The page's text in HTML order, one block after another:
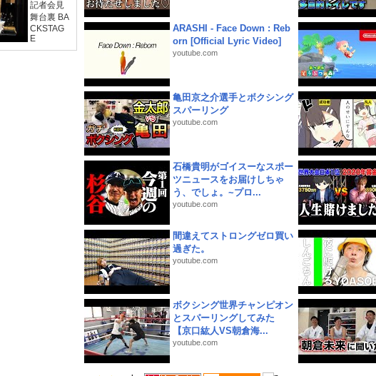
記者会見
舞台裏 BA
CKSTAG
E
ARASHI - Face Down : Reb
orn [Official Lyric Video]
youtube.com
亀田京之介選手とボクシング
スパーリング
youtube.com
石橋貴明がゴイスーなスポー
ツニュースをお届けしちゃ
う、でしょ。~プロ...
youtube.com
間違えてストロングゼロ買い
過ぎた。
youtube.com
ボクシング世界チャンピオン
とスパーリングしてみた
【京口紘人VS朝倉海...
youtube.com